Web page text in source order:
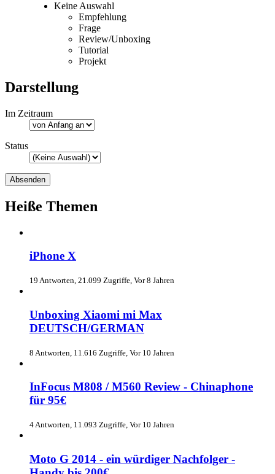
Keine Auswahl
Empfehlung
Frage
Review/Unboxing
Tutorial
Projekt
Darstellung
Im Zeitraum
Status
Heiße Themen
iPhone X
19 Antworten, 21.099 Zugriffe, Vor 8 Jahren
Unboxing Xiaomi mi Max
DEUTSCH/GERMAN
8 Antworten, 11.616 Zugriffe, Vor 10 Jahren
InFocus M808 / M560 Review - Chinaphone
für 95€
4 Antworten, 11.093 Zugriffe, Vor 10 Jahren
Moto G 2014 - ein würdiger Nachfolger -